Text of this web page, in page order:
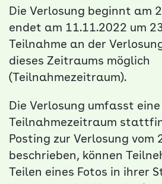
Die Verlosung beginnt am
endet am 11.11.2022 um
Teilnahme an der
dieses Zeitraums möglich
(Teilnahmezeitraum).
Die Verlosung umfasst eine
Teilnahmezeitraum
Posting zur Verlosung vom
beschrieben, können
Teilen eines Fotos in ihrer